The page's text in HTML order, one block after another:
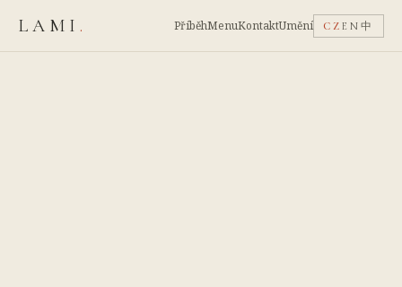
LAMI . PříběhMenuKontaktUmění CZ EN 中